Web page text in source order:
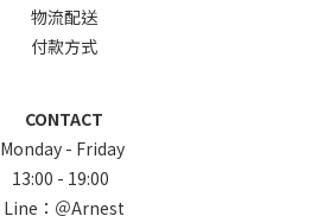
物流配送
付款方式
CONTACT
Monday - Friday
13:00 - 19:00
Line： ＠Arnest